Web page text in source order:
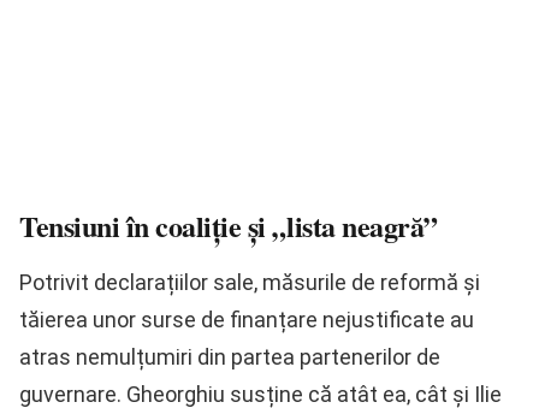
Tensiuni în coaliție și „lista neagră”
Potrivit declarațiilor sale, măsurile de reformă și
tăierea unor surse de finanțare nejustificate au
atras nemulțumiri din partea partenerilor de
guvernare. Gheorghiu susține că atât ea, cât și Ilie